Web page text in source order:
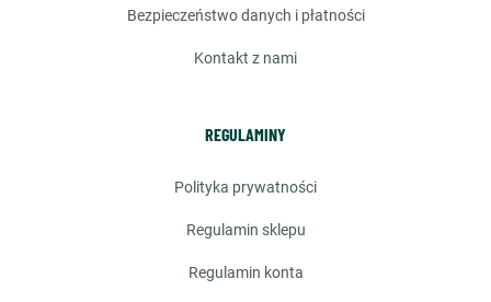
bezpieczeństwo danych i płatności
kontakt z nami
REGULAMINY
polityka prywatności
regulamin sklepu
regulamin konta